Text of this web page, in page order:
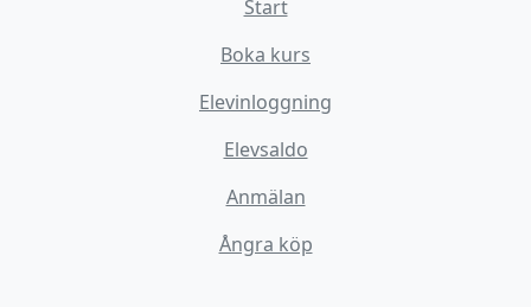
Start
Boka kurs
Elevinloggning
Elevsaldo
Anmälan
Ångra köp